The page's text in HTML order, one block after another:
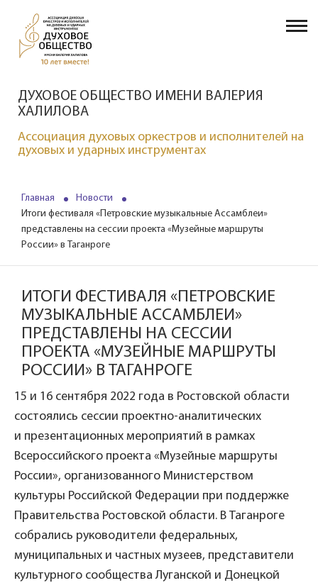
ДУХОВОЕ ОБЩЕСТВО ИМЕНИ ВАЛЕРИЯ
ХАЛИЛОВА
Ассоциация духовых оркестров и исполнителей на
духовых и ударных инструментах
Главная
Новости
Итоги фестиваля «Петровские музыкальные Ассамблеи»
представлены на сессии проекта «Музейные маршруты
России» в Таганроге
ИТОГИ ФЕСТИВАЛЯ «ПЕТРОВСКИЕ
МУЗЫКАЛЬНЫЕ АССАМБЛЕИ»
ПРЕДСТАВЛЕНЫ НА СЕССИИ
ПРОЕКТА «МУЗЕЙНЫЕ МАРШРУТЫ
РОССИИ» В ТАГАНРОГЕ
15 и 16 сентября 2022 года в Ростовской области
состоялись сессии проектно-аналитических
и презентационных мероприятий в рамках
Всероссийского проекта «Музейные маршруты
России», организованного Министерством
культуры Российской Федерации при поддержке
Правительства Ростовской области. В Таганроге
собрались руководители федеральных,
муниципальных и частных музеев, представители
культурного сообщества Луганской и Донецкой